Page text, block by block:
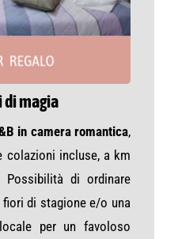
di magia
in camera romantica,
colazioni incluse, a km
Possibilità di ordinare
di stagione e/o una
per un favoloso